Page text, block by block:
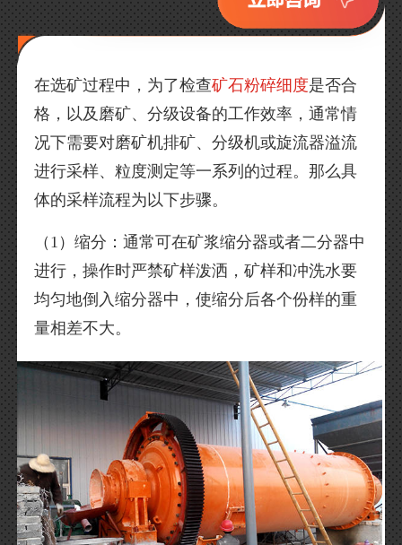
在选矿过程中，为了检查矿石粉碎细度是否合
格，以及磨矿、分级设备的工作效率，通常情
况下需要对磨矿机排矿、分级机或旋流器溢流
进行采样、粒度测定等一系列的过程。那么具
体的采样流程为以下步骤。
（1）缩分：通常可在矿浆缩分器或者二分器中
进行，操作时严禁矿样泼洒，矿样和冲洗水要
均匀地倒入缩分器中，使缩分后各个份样的重
量相差不大。